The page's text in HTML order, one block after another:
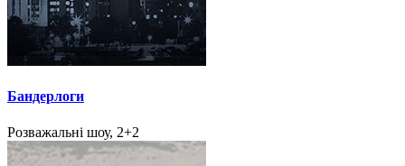
Бандерлоги
Розважальні шоу, 2+2